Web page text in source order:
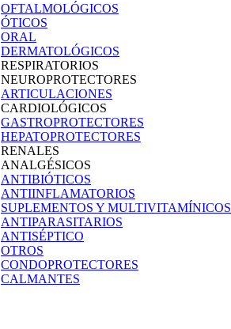
OFTALMOLÓGICOS
ÓTICOS
ORAL
DERMATOLÓGICOS
RESPIRATORIOS
NEUROPROTECTORES
ARTICULACIONES
CARDIOLÓGICOS
GASTROPROTECTORES
HEPATOPROTECTORES
RENALES
ANALGÉSICOS
ANTIBIÓTICOS
ANTIINFLAMATORIOS
SUPLEMENTOS Y MULTIVITAMÍNICOS
ANTIPARASITARIOS
ANTISÉPTICO
OTROS
CONDOPROTECTORES
CALMANTES